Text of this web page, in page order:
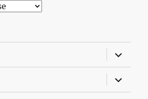
almenü
almenü